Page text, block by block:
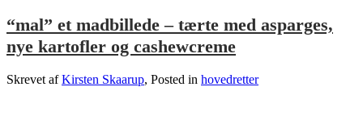
“mal” et madbillede – tærte med asparges,
nye kartofler og cashewcreme
Skrevet afKirsten Skaarup, Posted in hovedretter